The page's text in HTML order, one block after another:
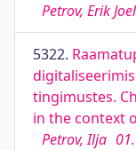
Petrov, Erik Joel
5322.
tingimustes.
in the context
Petrov, Ilja